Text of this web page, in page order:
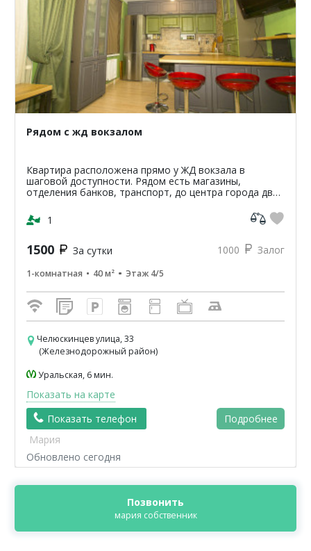
Рядом с жд вокзалом
Квартира расположена прямо у ЖД вокзала в
шаговой доступности. Рядом есть магазины,
отделения банков, транспорт, до центра города две
1
1500 За сутки 1000 Залог
1-комнатная 40 м² Этаж 4/5
Челюскинцев улица, 33
(Железнодорожный район)
Уральская, 6 мин.
Показать на карте
Показать телефон
Подробнее
Мария
Обновлено сегодня
Позвонить
мария собственник